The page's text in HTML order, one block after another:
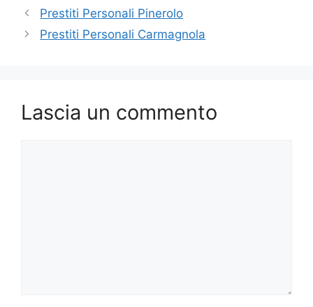
Prestiti Personali Pinerolo
Prestiti Personali Carmagnola
Lascia un commento